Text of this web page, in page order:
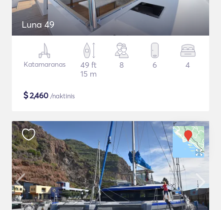
Luna 49
Katamaranas
49 ft
15 m
8 6 4
$2,460 /naktinis